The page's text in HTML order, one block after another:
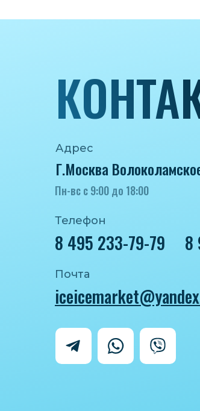
Адрес
Г.Москва
Пн-вс с 9:00 до 18:00
Телефон
8 495 233-79-79
Почта
8